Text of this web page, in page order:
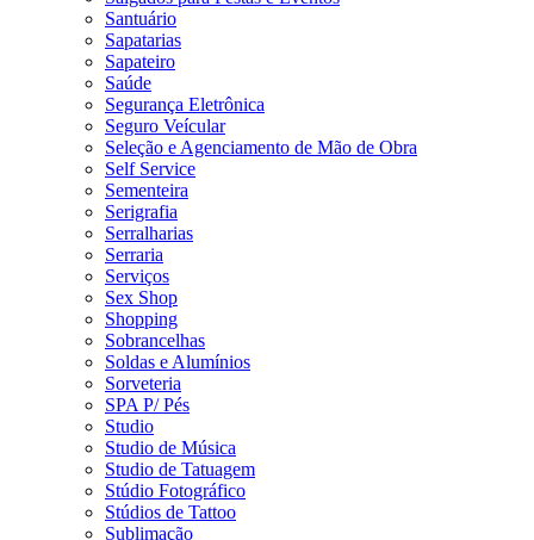
Santuário
Sapatarias
Sapateiro
Saúde
Segurança Eletrônica
Seguro Veícular
Seleção e Agenciamento de Mão de Obra
Self Service
Sementeira
Serigrafia
Serralharias
Serraria
Serviços
Sex Shop
Shopping
Sobrancelhas
Soldas e Alumínios
Sorveteria
SPA P/ Pés
Studio
Studio de Música
Studio de Tatuagem
Stúdio Fotográfico
Stúdios de Tattoo
Sublimação